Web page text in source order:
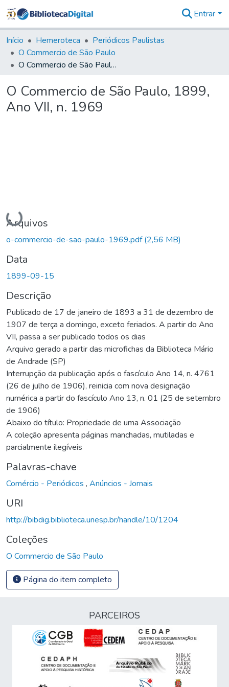
&
Coleções
Tudo na
Biblioteca
Estatísticas
Entrar
Início Hemeroteca
Periódicos Paulistas
O Commercio de São Paulo
O Commercio de São Paulo, 1899, Ano VII, n. 1969
O Commercio de São Paulo, 1899,
Ano VII, n. 1969
Carregando...
Arquivos
o-commercio-de-sao-paulo-1969.pdf(2,56 MB)
Data
1899-09-15
Descrição
Publicado de 17 de janeiro de 1893 a 31 de dezembro de
1907 de terça a domingo, exceto feriados. A partir do Ano
VII, passa a ser publicado todos os dias
Arquivo gerado a partir das microfichas da Biblioteca Mário
de Andrade (SP)
Interrupção da publicação após o fascículo Ano 14, n. 4761
(26 de julho de 1906), reinicia com nova designação
numérica a partir do fascículo Ano 13, n. 01 (25 de setembro
de 1906)
Abaixo do título: Propriedade de uma Associação
A coleção apresenta páginas manchadas, mutiladas e
parcialmente ilegíveis
Palavras-chave
Comércio - Periódicos , Anúncios - Jornais
URI
http://bibdig.biblioteca.unesp.br/handle/10/1204
Coleções
O Commercio de São Paulo
Página do item completo
PARCEIROS